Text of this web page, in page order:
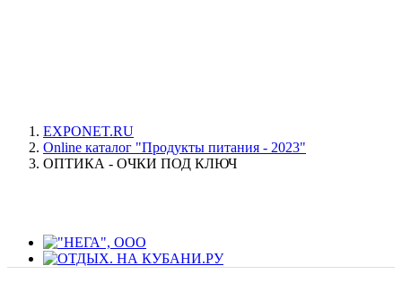
EXPONET.RU
Online каталог "Продукты питания - 2023"
ОПТИКА - ОЧКИ ПОД КЛЮЧ